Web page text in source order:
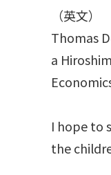
（英文）
Thomas
a
I hope to
the